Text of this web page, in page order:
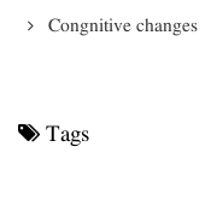
Congnitive changes
Tags